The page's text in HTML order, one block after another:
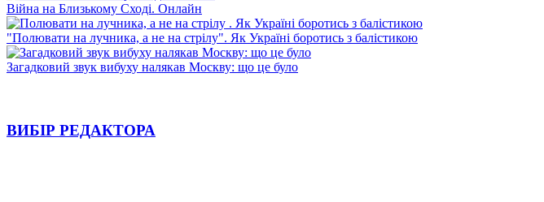
Війна на Близькому Сході. Онлайн
"Полювати на лучника, а не на стрілу". Як Україні боротись з балістикою
Загадковий звук вибуху налякав Москву: що це було
ВИБІР РЕДАКТОРА